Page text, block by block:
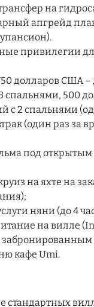
SAADIYAT
ВКЛЮЧЕНО –
LES NEIGES
LES NEIGES
LES NEIGES
на
апгрейд
привилегии
долларов США –
спальнями, 500
с 2 спальнями
(один раз за
под
на яхте на
няни (до 4
на вилле
кафе Umi.
стандартных